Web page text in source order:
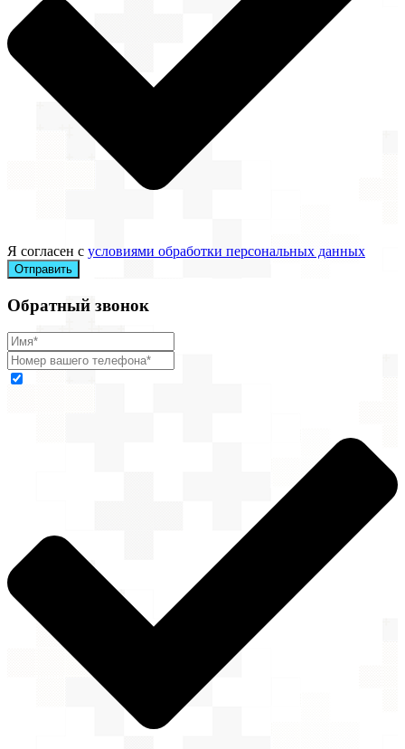
Я согласен с условиями обработки персональных данных
Отправить
Обратный звонок